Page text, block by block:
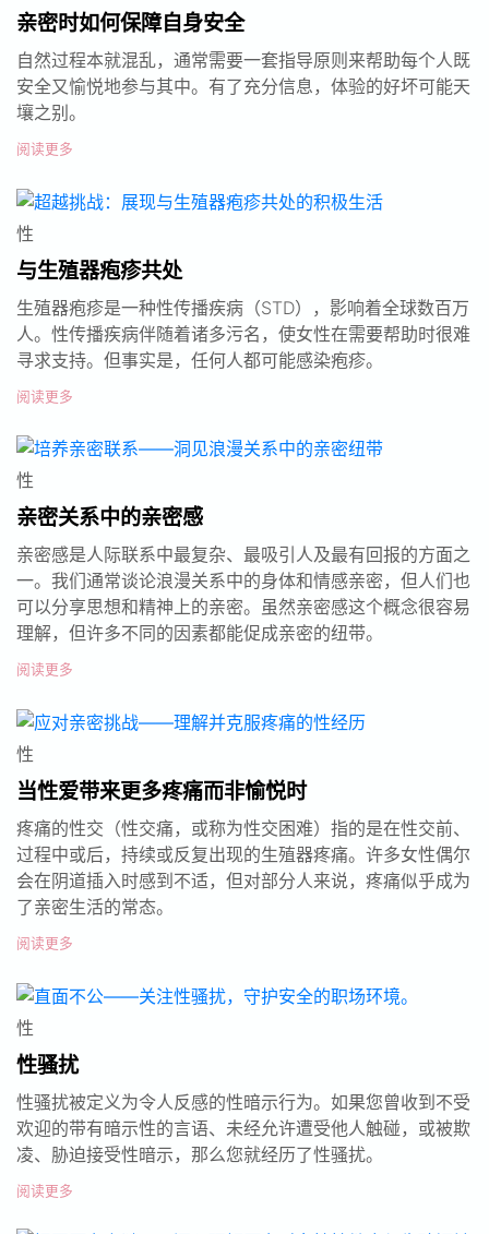
亲密时如何保障自身安全
自然过程本就混乱，通常需要一套指导原则来帮助每个人既
安全又愉悦地参与其中。有了充分信息，体验的好坏可能天
壤之别。
阅读更多
性
与生殖器疱疹共处
生殖器疱疹是一种性传播疾病（STD），影响着全球数百万
人。性传播疾病伴随着诸多污名，使女性在需要帮助时很难
寻求支持。但事实是，任何人都可能感染疱疹。
阅读更多
性
亲密关系中的亲密感
亲密感是人际联系中最复杂、最吸引人及最有回报的方面之
一。我们通常谈论浪漫关系中的身体和情感亲密，但人们也
可以分享思想和精神上的亲密。虽然亲密感这个概念很容易
理解，但许多不同的因素都能促成亲密的纽带。
阅读更多
性
当性爱带来更多疼痛而非愉悦时
疼痛的性交（性交痛，或称为性交困难）指的是在性交前、
过程中或后，持续或反复出现的生殖器疼痛。许多女性偶尔
会在阴道插入时感到不适，但对部分人来说，疼痛似乎成为
了亲密生活的常态。
阅读更多
性
性骚扰
性骚扰被定义为令人反感的性暗示行为。如果您曾收到不受
欢迎的带有暗示性的言语、未经允许遭受他人触碰，或被欺
凌、胁迫接受性暗示，那么您就经历了性骚扰。
阅读更多